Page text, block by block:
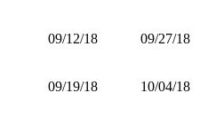
09/12/18 09/27/18
09/19/18 10/04/18